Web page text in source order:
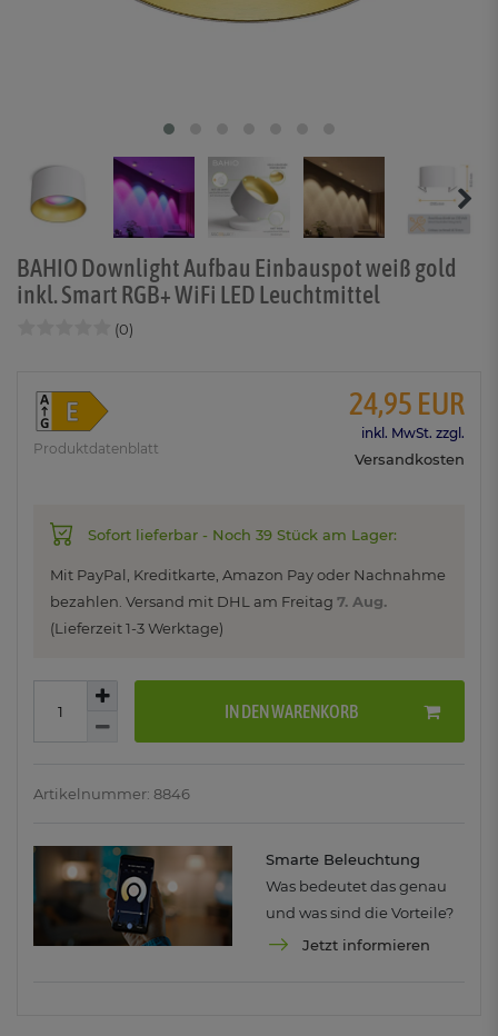
BAHIO Downlight Aufbau Einbauspot weiß gold
inkl. Smart RGB+ WiFi LED Leuchtmittel
(0)
Produktdatenblatt
24,95 EUR
inkl. MwSt. zzgl.
Versandkosten
Sofort lieferbar - Noch 39 Stück am Lager:
Mit PayPal, Kreditkarte, Amazon Pay oder Nachnahme
bezahlen. Versand mit DHL am Freitag 7. Aug.
(Lieferzeit 1-3 Werktage)
IN DEN WARENKORB
Artikelnummer: 8846
Smarte Beleuchtung
Was bedeutet das genau
und was sind die Vorteile?
Jetzt informieren